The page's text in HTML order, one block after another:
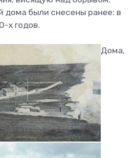
дома были снесены ранее: в
х годов.
Дома,